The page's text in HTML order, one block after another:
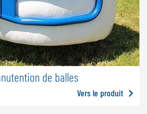
de balles
Vers le produit